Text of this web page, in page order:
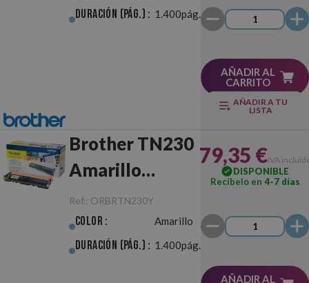
Duración (pág.) : 1.400pág.
AÑADIR AL
CARRITO
AÑADIR A TU
LISTA
Brother TN230
Amarillo
Original
Ref.: ORBRTN230Y
Color : Amarillo
Duración (pág.) : 1.400pág.
79,35 €IVA
DISPONIBLE
Recíbelo en 4-7 días
AÑADIR AL